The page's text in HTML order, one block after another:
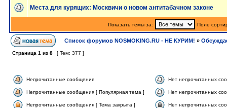
Места для курящих: Москвичи о новом антитабачном законе
Показать темы за: Поле
Список форумов NOSMOKING.RU - НЕ КУРИМ! »
Страница 1 из 8 [ Тем: 377 ]
Непрочитанные сообщения Нет непрочитанных
Непрочитанные сообщения [ Популярная тема ] Нет непрочитанных
Непрочитанные сообщения [ Тема закрыта ] Нет непрочитанных